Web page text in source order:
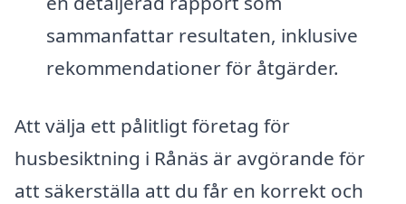
sammanfattar resultaten, inklusive
rekommendationer för åtgärder.
Att välja ett pålitligt företag för
husbesiktning i Rånäs är avgörande för
att säkerställa att du får en korrekt och